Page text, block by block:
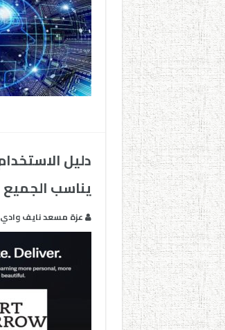
يناسب الجميع
عزة مسعد نايف وادي